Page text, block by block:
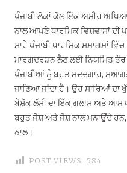
ਪੰਜਾਬੀ ਲੋਕਾਂ ਕੋਲ ਇੱਕ ਅਮੀਰ
ਨਾਲ ਆਪਣੇ ਧਾਰਮਿਕ ਵਿਸ਼ਵਾਸਾਂ
ਸਾਰੇ ਪੰਜਾਬੀ ਧਾਰਮਿਕ ਸਮਾਗਮਾਂ
ਮਾਰਗਦਰਸ਼ਨ ਲੈਣ ਲਈ ਨਿਯਮਿਤ
ਪੰਜਾਬੀਆਂ ਨੂੰ ਬਹੁਤ ਮਦਦਗਾਰ,
ਜਾਣਿਆ ਜਾਂਦਾ ਹੈ। ਉਹ ਸਾਰਿਆਂ
ਬੇਸ਼ੱਕ ਲੱਸੀ ਦਾ ਇੱਕ ਗਲਾਸ ਅਤੇ ਆਮ
ਬਹੁਤ ਜੋਸ਼ ਅਤੇ ਜੋਸ਼ ਨਾਲ ਮਨਾਉਂਦੇ
ਨਾਲ।
POST VIEWS: 584